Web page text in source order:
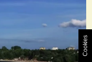
Cookies